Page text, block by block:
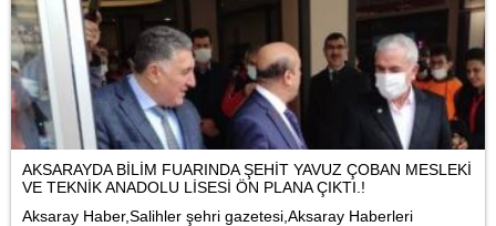
AKSARAYDA BİLİM FUARINDA ŞEHİT YAVUZ ÇOBAN MESLEKİ
VE TEKNİK ANADOLU LİSESİ ÖN PLANA ÇIKTI.!
Aksaray Haber,Salihler şehri gazetesi,Aksaray Haberleri